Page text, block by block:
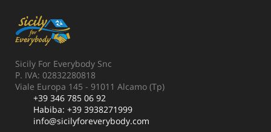
Sicily For Everybody Snc
P. IVA: 02832280818
Viale Europa 145 - 91011 Alcamo (Tp)
+39 346 785 06 92
Habiba: +39 3938271999
info@sicilyforeverybody.com